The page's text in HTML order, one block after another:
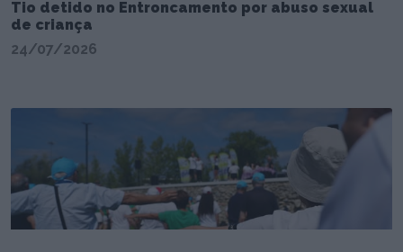
Tio detido no Entroncamento por abuso sexual
de criança
24/07/2026